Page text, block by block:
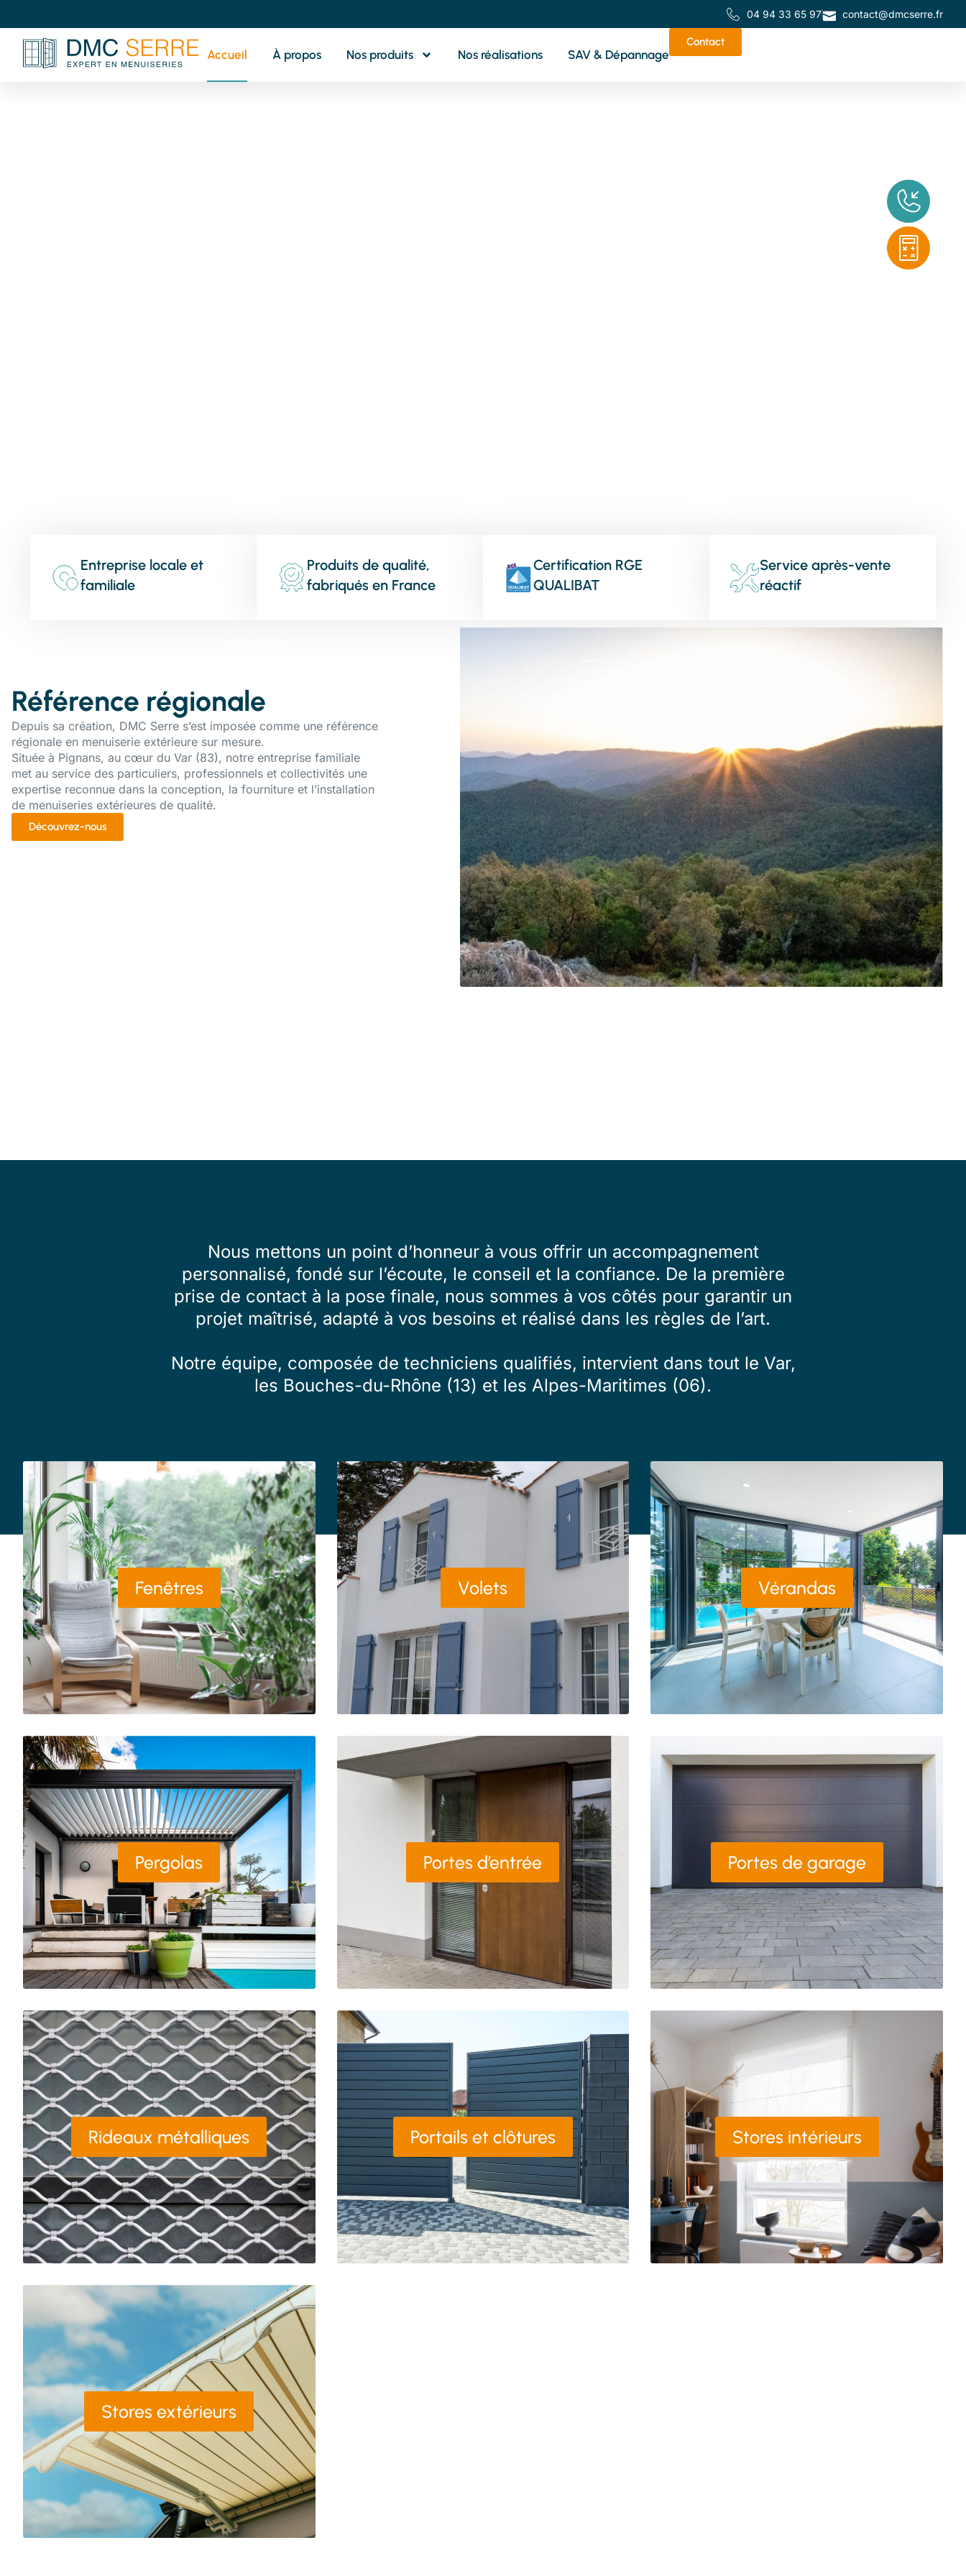
04 94 33 65 97 contact@dmcserre.fr
Accueil À propos Nos produits Nos réalisations SAV & Dépannage
Contact
Entreprise locale et
familiale
Produits de qualité,
fabriqués en France
Certification RGE
QUALIBAT
Service après-vente
réactif
Référence régionale
Depuis sa création, DMC Serre s’est imposée comme une référence
régionale en menuiserie extérieure sur mesure.
Située à Pignans, au cœur du Var (83), notre entreprise familiale
met au service des particuliers, professionnels et collectivités une
expertise reconnue dans la conception, la fourniture et l’installation
de menuiseries extérieures de qualité.
Découvrez-nous
Nous mettons un point d’honneur à vous offrir un accompagnement
personnalisé, fondé sur l’écoute, le conseil et la confiance. De la première
prise de contact à la pose finale, nous sommes à vos côtés pour garantir un
projet maîtrisé, adapté à vos besoins et réalisé dans les règles de l’art.
Notre équipe, composée de techniciens qualifiés, intervient dans tout le Var,
les Bouches-du-Rhône (13) et les Alpes-Maritimes (06).
Fenêtres Volets Vérandas
Pergolas Portes d’entrée Portes de garage
Rideaux métalliques Portails et clôtures Stores intérieurs
Stores extérieurs